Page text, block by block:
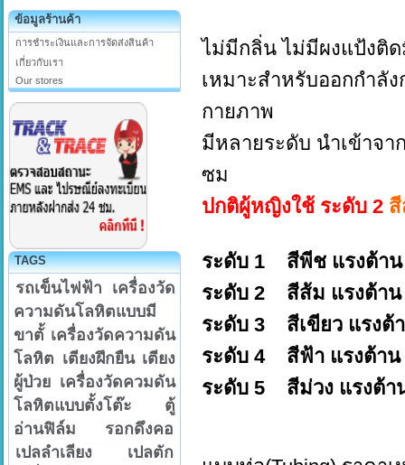
ข้อมูลร้านค้า
การชำระเงินและการจัดส่งสินค้า
เกี่ยวกับเรา
Our stores
TAGS
รถเข็นไฟฟ้า
เครื่องวัด
ความดันโลหิตแบบมี
ขาตั้ เครื่องวัดความดัน
โลหิต เตียงฝึกยืน เตียง
ผู้ป่วย เครื่องวัดควมดัน
โลหิตแบบตั้งโต๊ะ
ตู้
อ่านฟิล์ม
รอกดึงคอ
เปลลำเลียง
เปลตัก
ไม่มีกลิ่น ไม่มีผงแป้งติ
เหมาะสำหรับออกกำลั
กายภาพ
มีหลายระดับ นำเข้าจา
ซม
ปกติผู้หญิงใช้ ระดับ 2
ระดับ 1 สีพีช แรงต้า
ระดับ 2 สีส้ม แรงต้า
ระดับ 3 สีเขียว แรงต้
ระดับ 4 สีฟ้า แรงต้า
ระดับ 5 สีม่วง แรงต้